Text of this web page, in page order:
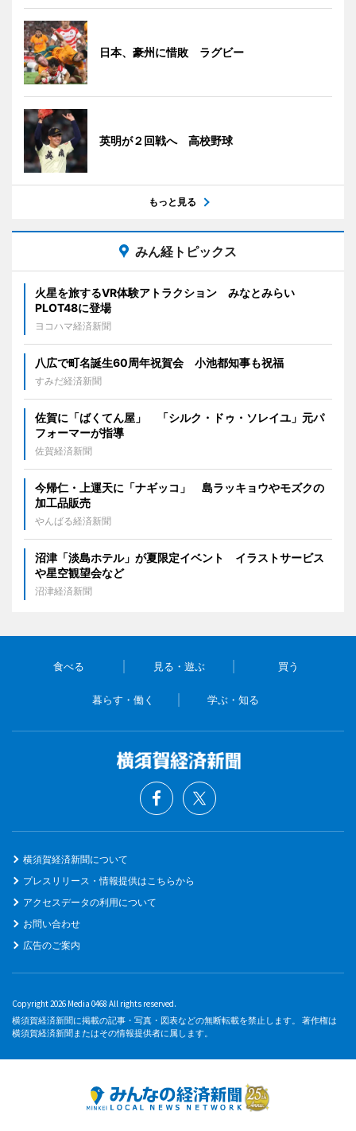
日本、豪州に惜敗 ラグビー
英明が２回戦へ 高校野球
もっと見る
みん経トピックス
火星を旅するVR体験アトラクション みなとみらい
PLOT48に登場
ヨコハマ経済新聞
八広で町名誕生60周年祝賀会 小池都知事も祝福
すみだ経済新聞
佐賀に「ばくてん屋」 「シルク・ドゥ・ソレイユ」元パ
フォーマーが指導
佐賀経済新聞
今帰仁・上運天に「ナギッコ」 島ラッキョウやモズクの
加工品販売
やんばる経済新聞
沼津「淡島ホテル」が夏限定イベント イラストサービス
や星空観望会など
沼津経済新聞
食べる 見る・遊ぶ 買う
暮らす・働く 学ぶ・知る
横須賀経済新聞について
プレスリリース・情報提供はこちらから
アクセスデータの利用について
お問い合わせ
広告のご案内
Copyright 2026 Media 0468 All rights reserved.
横須賀経済新聞に掲載の記事・写真・図表などの無断転載を禁止します。 著作権は
横須賀経済新聞またはその情報提供者に属します。